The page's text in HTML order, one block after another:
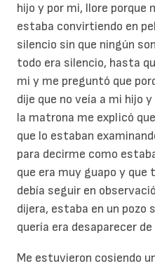
hijo y por mi, llore porque
estaba convirtiendo en
silencio sin que ningún
todo era silencio, hasta
mi y me preguntó que
dije que no veía a mi hijo
la matrona me explicó
que lo estaban
para decirme como
que era muy guapo y que
debía seguir en
dijera, estaba en un pozo
quería era desaparecer de
Me estuvieron cosiendo